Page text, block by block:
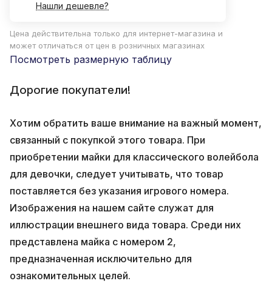
Нашли дешевле?
Цена действительна только для интернет-магазина и
может отличаться от цен в розничных магазинах
Посмотреть размерную таблицу
Дорогие покупатели!
Хотим обратить ваше внимание на важный момент,
связанный с покупкой этого товара. При
приобретении майки для классического волейбола
для девочки, следует учитывать, что товар
поставляется без указания игрового номера.
Изображения на нашем сайте служат для
иллюстрации внешнего вида товара. Среди них
представлена майка с номером 2,
предназначенная исключительно для
ознакомительных целей.